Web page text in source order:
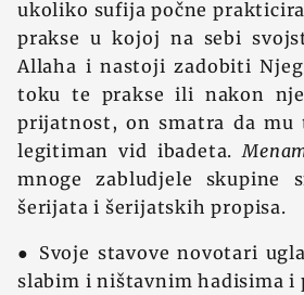
ukoliko sufija počne
prakse u kojoj na sebi
Allaha i nastoji zadobiti
toku te prakse ili nakon
prijatnost, on smatra da mu
legitiman vid ibadeta.
mnoge zabludjele skupine
šerijata i šerijatskih propisa.
● Svoje stavove novotari
slabim i ništavnim hadisima i